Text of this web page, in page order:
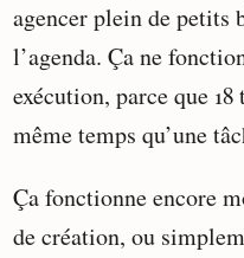
agencer plein de petits
l’agenda. Ça ne
exécution, parce que
même temps qu’une
Ça fonctionne encore
de création, ou